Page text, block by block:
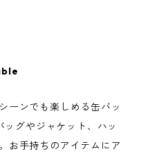
ーンでも楽しめる缶バッ
グやジャケット、ハッ
お手持ちのアイテムにア